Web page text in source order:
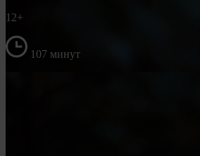
12+
107 минут